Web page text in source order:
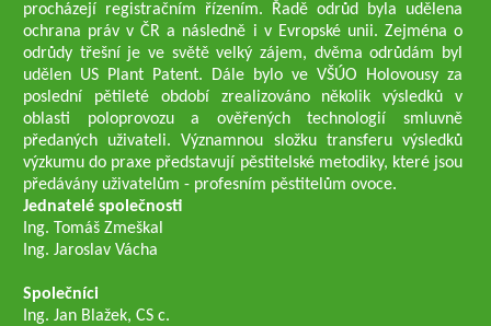
procházejí registračním řízením. Řadě odrůd byla udělena
ochrana práv v ČR a následně i v Evropské unii. Zejména o
odrůdy třešní je ve světě velký zájem, dvěma odrůdám byl
udělen US Plant Patent. Dále bylo ve VŠÚO Holovousy za
poslední pětileté období zrealizováno několik výsledků v
oblasti poloprovozu a ověřených technologií smluvně
předaných uživateli. Významnou složku transferu výsledků
výzkumu do praxe představují pěstitelské metodiky, které jsou
předávány uživatelům - profesním pěstitelům ovoce.
Jednatelé společnosti
Ing. Tomáš Zmeškal
Ing. Jaroslav Vácha
Společníci
Ing. Jan Blažek, CS c.